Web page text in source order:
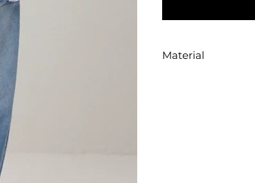
Material